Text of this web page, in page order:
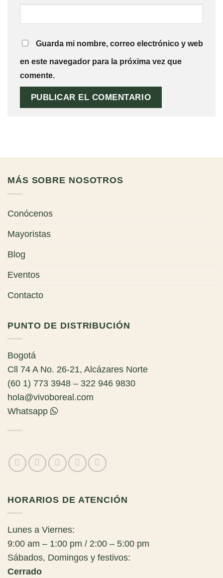
Guarda mi nombre, correo electrónico y web
en este navegador para la próxima vez que
comente.
MÁS SOBRE NOSOTROS
Conócenos
Mayoristas
Blog
Eventos
Contacto
PUNTO DE DISTRIBUCIÓN
Bogotá
Cll 74 A No. 26-21, Alcázares Norte
(60 1) 773 3948 – 322 946 9830
hola@vivoboreal.com
Whatsapp
HORARIOS DE ATENCIÓN
Lunes a Viernes:
9:00 am – 1:00 pm / 2:00 – 5:00 pm
Sábados, Domingos y festivos:
Cerrado